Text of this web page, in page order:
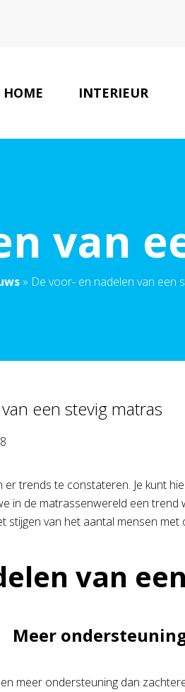
HOME INTERIEUR
van
» De voor- en nadelen van een
een stevig matras
trends te constateren. Je kunt
in de matrassenwereld een
stijgen van het aantal mensen
van
Meer
meer ondersteuning dan